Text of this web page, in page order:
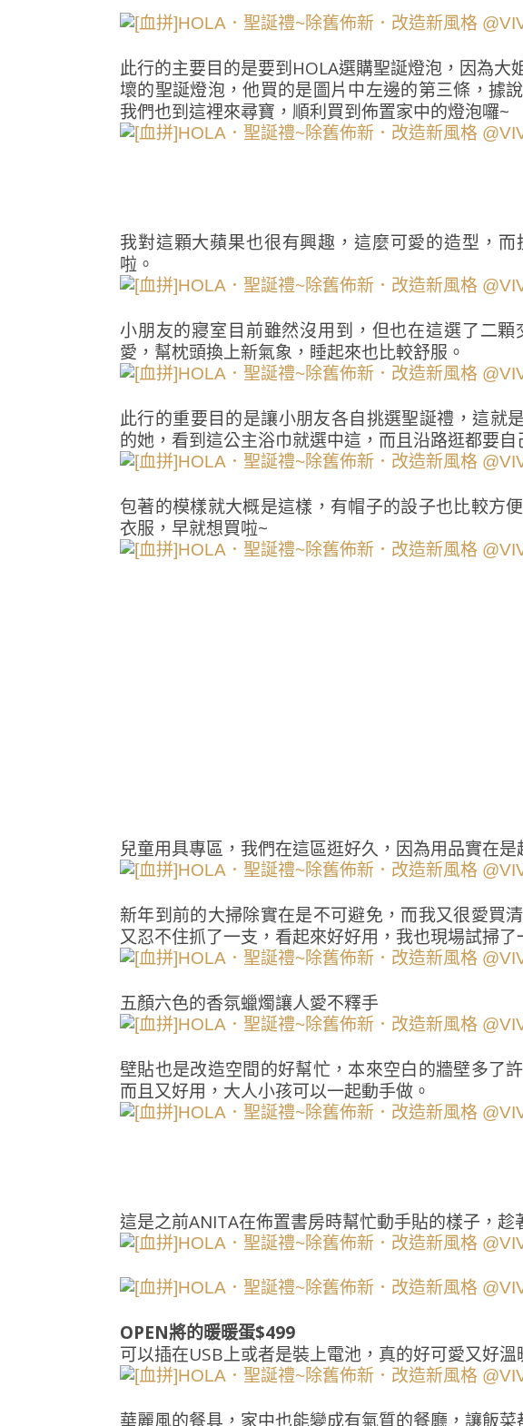
此行的主要目的是要到HOLA選購聖誕燈泡，因為
壞的聖誕燈泡，他買的是圖片中左邊的第三條，據
我們也到這裡來尋寶，順利買到佈置家中的燈泡囉~
我對這顆大蘋果也很有興趣，這麼可愛的造型，
啦。
小朋友的寢室目前雖然沒用到，但也在這選了二顆
愛，幫枕頭換上新氣象，睡起來也比較舒服。
此行的重要目的是讓小朋友各自挑選聖誕禮，這就
的她，看到這公主浴巾就選中這，而且沿路逛都要
包著的模樣就大概是這樣，有帽子的設子也比較方
衣服，早就想買啦~
兒童用具專區，我們在這區逛好久，因為用品實在是
新年到前的大掃除實在是不可避免，而我又很愛買
又忍不住抓了一支，看起來好好用，我也現場試掃
五顏六色的香氛蠟燭讓人愛不釋手
壁貼也是改造空間的好幫忙，本來空白的牆壁多了
而且又好用，大人小孩可以一起動手做。
這是之前ANITA在佈置書房時幫忙動手貼的樣子，趁
OPEN將的暖暖蛋$499
可以插在USB上或者是裝上電池，真的好可愛又好
華麗風的餐具，家中也能變成有氣質的餐廳，讓飯